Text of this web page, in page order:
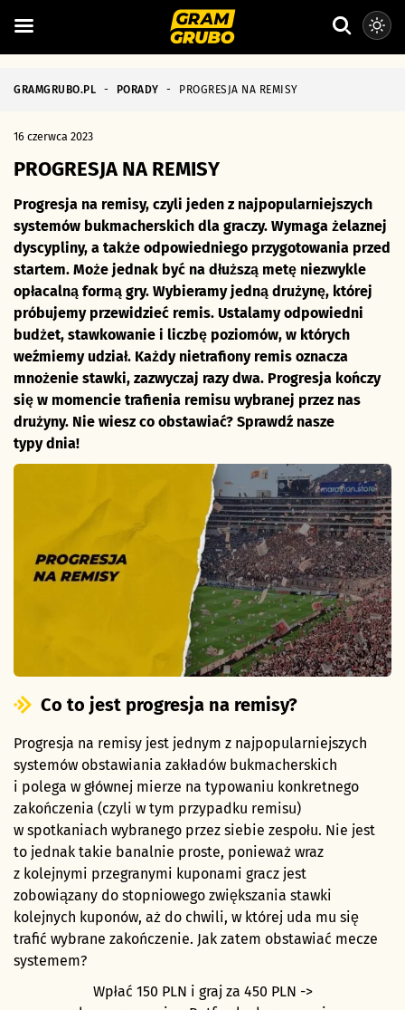
GRAMGRUBO.PL - PORADY - PROGRESJA NA REMISY
16 czerwca 2023
PROGRESJA NA REMISY
Progresja na remisy, czyli jeden z najpopularniejszych
systemów bukmacherskich dla graczy. Wymaga żelaznej
dyscypliny, a także odpowiedniego przygotowania przed
startem. Może jednak być na dłuższą metę niezwykle
opłacalną formą gry. Wybieramy jedną drużynę, której
próbujemy przewidzieć remis. Ustalamy odpowiedni
budżet, stawkowanie i liczbę poziomów, w których
weźmiemy udział. Każdy nietrafiony remis oznacza
mnożenie stawki, zazwyczaj razy dwa. Progresja kończy
się w momencie trafienia remisu wybranej przez nas
drużyny. Nie wiesz co obstawiać? Sprawdź nasze
typy dnia!
Co to jest progresja na remisy?
Progresja na remisy jest jednym z najpopularniejszych
systemów obstawiania zakładów bukmacherskich
i polega w głównej mierze na typowaniu konkretnego
zakończenia (czyli w tym przypadku remisu)
w spotkaniach wybranego przez siebie zespołu. Nie jest
to jednak takie banalnie proste, ponieważ wraz
z kolejnymi przegranymi kuponami gracz jest
zobowiązany do stopniowego zwiększania stawki
kolejnych kuponów, aż do chwili, w której uda mu się
trafić wybrane zakończenie. Jak zatem obstawiać mecze
systemem?
Wpłać 150 PLN i graj za 450 PLN ->